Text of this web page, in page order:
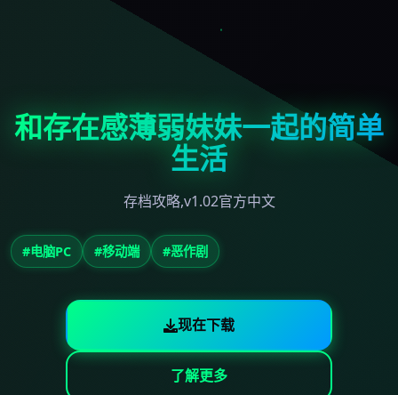
和存在感薄弱妹妹一起的简单
生活
存档攻略,v1.02官方中文
#电脑PC #移动端 #恶作剧
现在下载
了解更多